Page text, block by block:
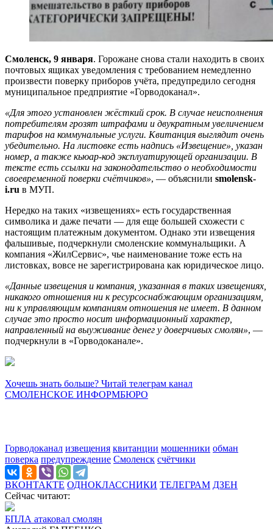
Смоленск, 9 января. Горожане снова стали находить в своих
почтовых ящиках уведомления с требованием немедленно
произвести поверку приборов учёта, предупредило сегодня
муниципальное предприятие «Горводоканал».
«Для этого установлен жёсткий срок. В случае неисполнения
потребителям грозят штрафами и двукратным увеличением
тарифов на коммунальные услуги. Квитанция выглядит очень
убедительно. На листовке есть надпись «Извещение», указан
номер, а также кьюар-код эксплуатирующей организации. В
тексте есть ссылки на законодательство о необходимости
своевременной поверки счётчиков», — объяснили smolensk-
i.ru в МУП.
Нередко на таких «извещениях» есть государственная
символика и даже печати — для еще большей схожести с
настоящим платежным документом. Однако эти извещения
фальшивые, подчеркнули смоленские коммунальщики. А
компания «ЖилСервис», чье наименование тоже есть на
листовках, вовсе не зарегистрирована как юридическое лицо.
«Данные извещения и компания, указанная в таких извещениях,
никакого отношения ни к ресурсоснабжающим организациям,
ни к управляющим компаниям отношения не имеет. В данном
случае это просто носит информационный характер,
направленный на выуживание денег у доверчивых смолян», —
подчеркнули в «Горводоканале».
Хочешь знать больше? Читай телеграм канал
СМОЛЕНСКОЕ ИНФОРМБЮРО
Горводоканал извещения квитанции мошенники обман
поверка предупреждение Смоленск счётчики
ВКОНТАКТЕ ОДНОКЛАССНИКИ ТЕЛЕГРАМ ДЗЕН
Сейчас читают:
БПЛА атаковал смолян